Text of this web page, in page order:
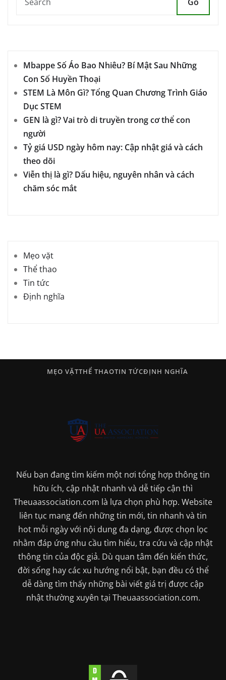
Mbappe Số Áo Bao Nhiêu? Bí Mật Sau Những
Con Số Huyền Thoại
STEM Là Môn Gì? Tổng Quan Chương Trình Giáo
Dục STEM
GEN là gì? Vai trò di truyền trong cơ thể con
người
Tỷ giá USD ngày hôm nay: Cập nhật giá và cách
theo dõi
Viễn thị là gì? Dấu hiệu, nguyên nhân và cách
chăm sóc mắt
Mẹo vặt
Thể thao
Tin tức
Định nghĩa
MẸO VẶTTHỂ THAOTIN TỨCĐỊNH NGHĨA
Nếu bạn đang tìm kiếm một nơi tổng hợp thông tin
hữu ích, cập nhật nhanh và dễ tiếp cận thì
Theuaassociation.com là lựa chọn phù hợp. Website
liên tục mang đến những tin mới, tin nhanh và tin
hot mỗi ngày với nội dung đa dạng, được chọn lọc
nhằm đáp ứng nhu cầu tìm hiểu, tra cứu và cập nhật
thông tin của độc giả. Dù quan tâm đến kiến thức,
đời sống hay các xu hướng nổi bật, bạn đều có thể
dễ dàng tìm thấy những bài viết giá trị được cập
nhật thường xuyên tại Theuaassociation.com.